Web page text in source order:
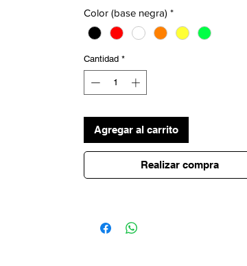
Color (base negra) *
Cantidad *
Agregar al carrito
Realizar compra